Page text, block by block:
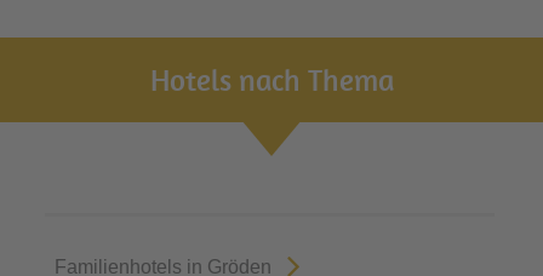
Hotels nach Thema
Familienhotels in Gröden